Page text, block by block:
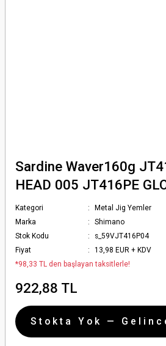
Sardine Waver160g
HEAD 005 JT416PE
Kategori
Metal Jig Yemler
Marka
Shimano
Stok Kodu
s_59VJT416P04
Fiyat
13,98 EUR + KDV
*98,33 TL den başlayan taksitlerle!
922,88 TL
Stokta Yok —